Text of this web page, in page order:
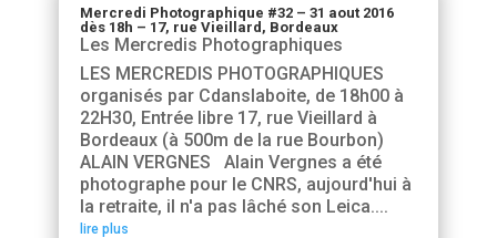
Mercredi Photographique #32 – 31 aout 2016
dès 18h – 17, rue Vieillard, Bordeaux
Les Mercredis Photographiques
LES MERCREDIS PHOTOGRAPHIQUES
organisés par Cdanslaboite, de 18h00 à
22H30, Entrée libre 17, rue Vieillard à
Bordeaux (à 500m de la rue Bourbon)
ALAIN VERGNES Alain Vergnes a été
photographe pour le CNRS, aujourd'hui à
la retraite, il n'a pas lâché son Leica....
lire plus